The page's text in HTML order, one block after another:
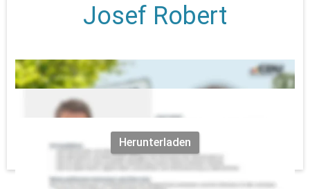
Josef Robert
Herunterladen